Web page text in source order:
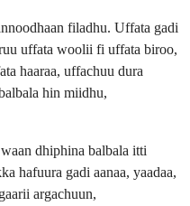
filadhu. Uffata gadi
uffata woolii fi uffata biroo,
haaraa, uffachuu dura
hin miidhu,
dhiphina balbala itti
hafuura gadi aanaa, yaadaa,
argachuun,